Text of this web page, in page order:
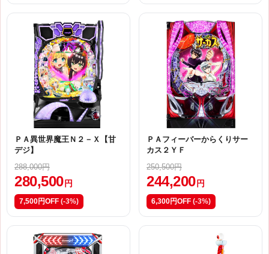
ＰＡ異世界魔王Ｎ２－Ｘ【甘
デジ】
288,000円
280,500 円
7,500円OFF (-3%)
ＰＡフィーバーからくりサー
カス２ＹＦ
250,500円
244,200 円
6,300円OFF (-3%)